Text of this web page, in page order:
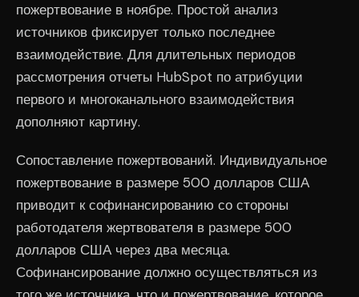
пожертвование в ноябре. Простой анализ
источников фиксирует только последнее
взаимодействие. Для длительных периодов
рассмотрения отчеты HubSpot по атрибуции
первого и многоканального взаимодействия
дополняют картину.
Сопоставление пожертвований. Индивидуальное
пожертвование в размере 500 долларов США
приводит к софинансированию со стороны
работодателя жертвователя в размере 500
долларов США через два месяца.
Софинансирование должно осуществляться из